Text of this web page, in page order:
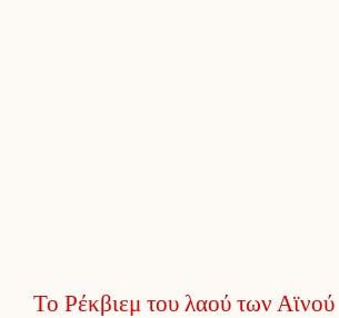
Το Ρέκβιεμ του λαού των Αϊνού